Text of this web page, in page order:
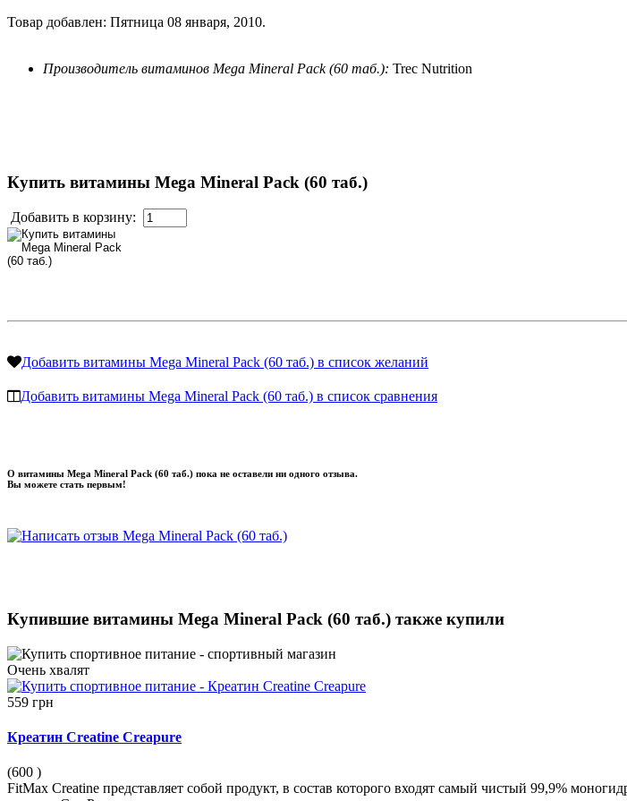
Товар добавлен: Пятница 08 января, 2010.
Производитель витаминов Mega Mineral Pack (60 таб.): Trec Nutrition
Купить витамины Mega Mineral Pack (60 таб.)
Добавить в корзину:
Добавить витамины Mega Mineral Pack (60 таб.) в список желаний
Добавить витамины Mega Mineral Pack (60 таб.) в список сравнения
О витамины Mega Mineral Pack (60 таб.) пока не оставели ни одного отзыва.
Вы можете стать первым!
Купившие витамины Mega Mineral Pack (60 таб.) также купили
Очень хвалят
559 грн
Креатин Creatine Creapure
(600 )
FitMax Creatine представляет собой продукт, в состав которого входят самый чистый 99,9%